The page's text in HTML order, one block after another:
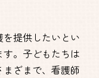
提供したいとい
。子どもたちは
ざまで、看護師